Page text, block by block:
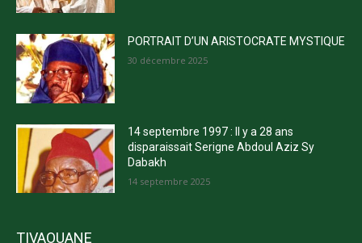
PORTRAIT D’UN ARISTOCRATE MYSTIQUE
30 décembre 2025
14 septembre 1997 : Il y a 28 ans
disparaissait Serigne Abdoul Aziz Sy
Dabakh
14 septembre 2025
TIVAOUANE